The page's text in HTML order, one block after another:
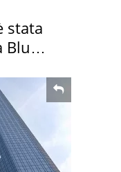
stata
Blu